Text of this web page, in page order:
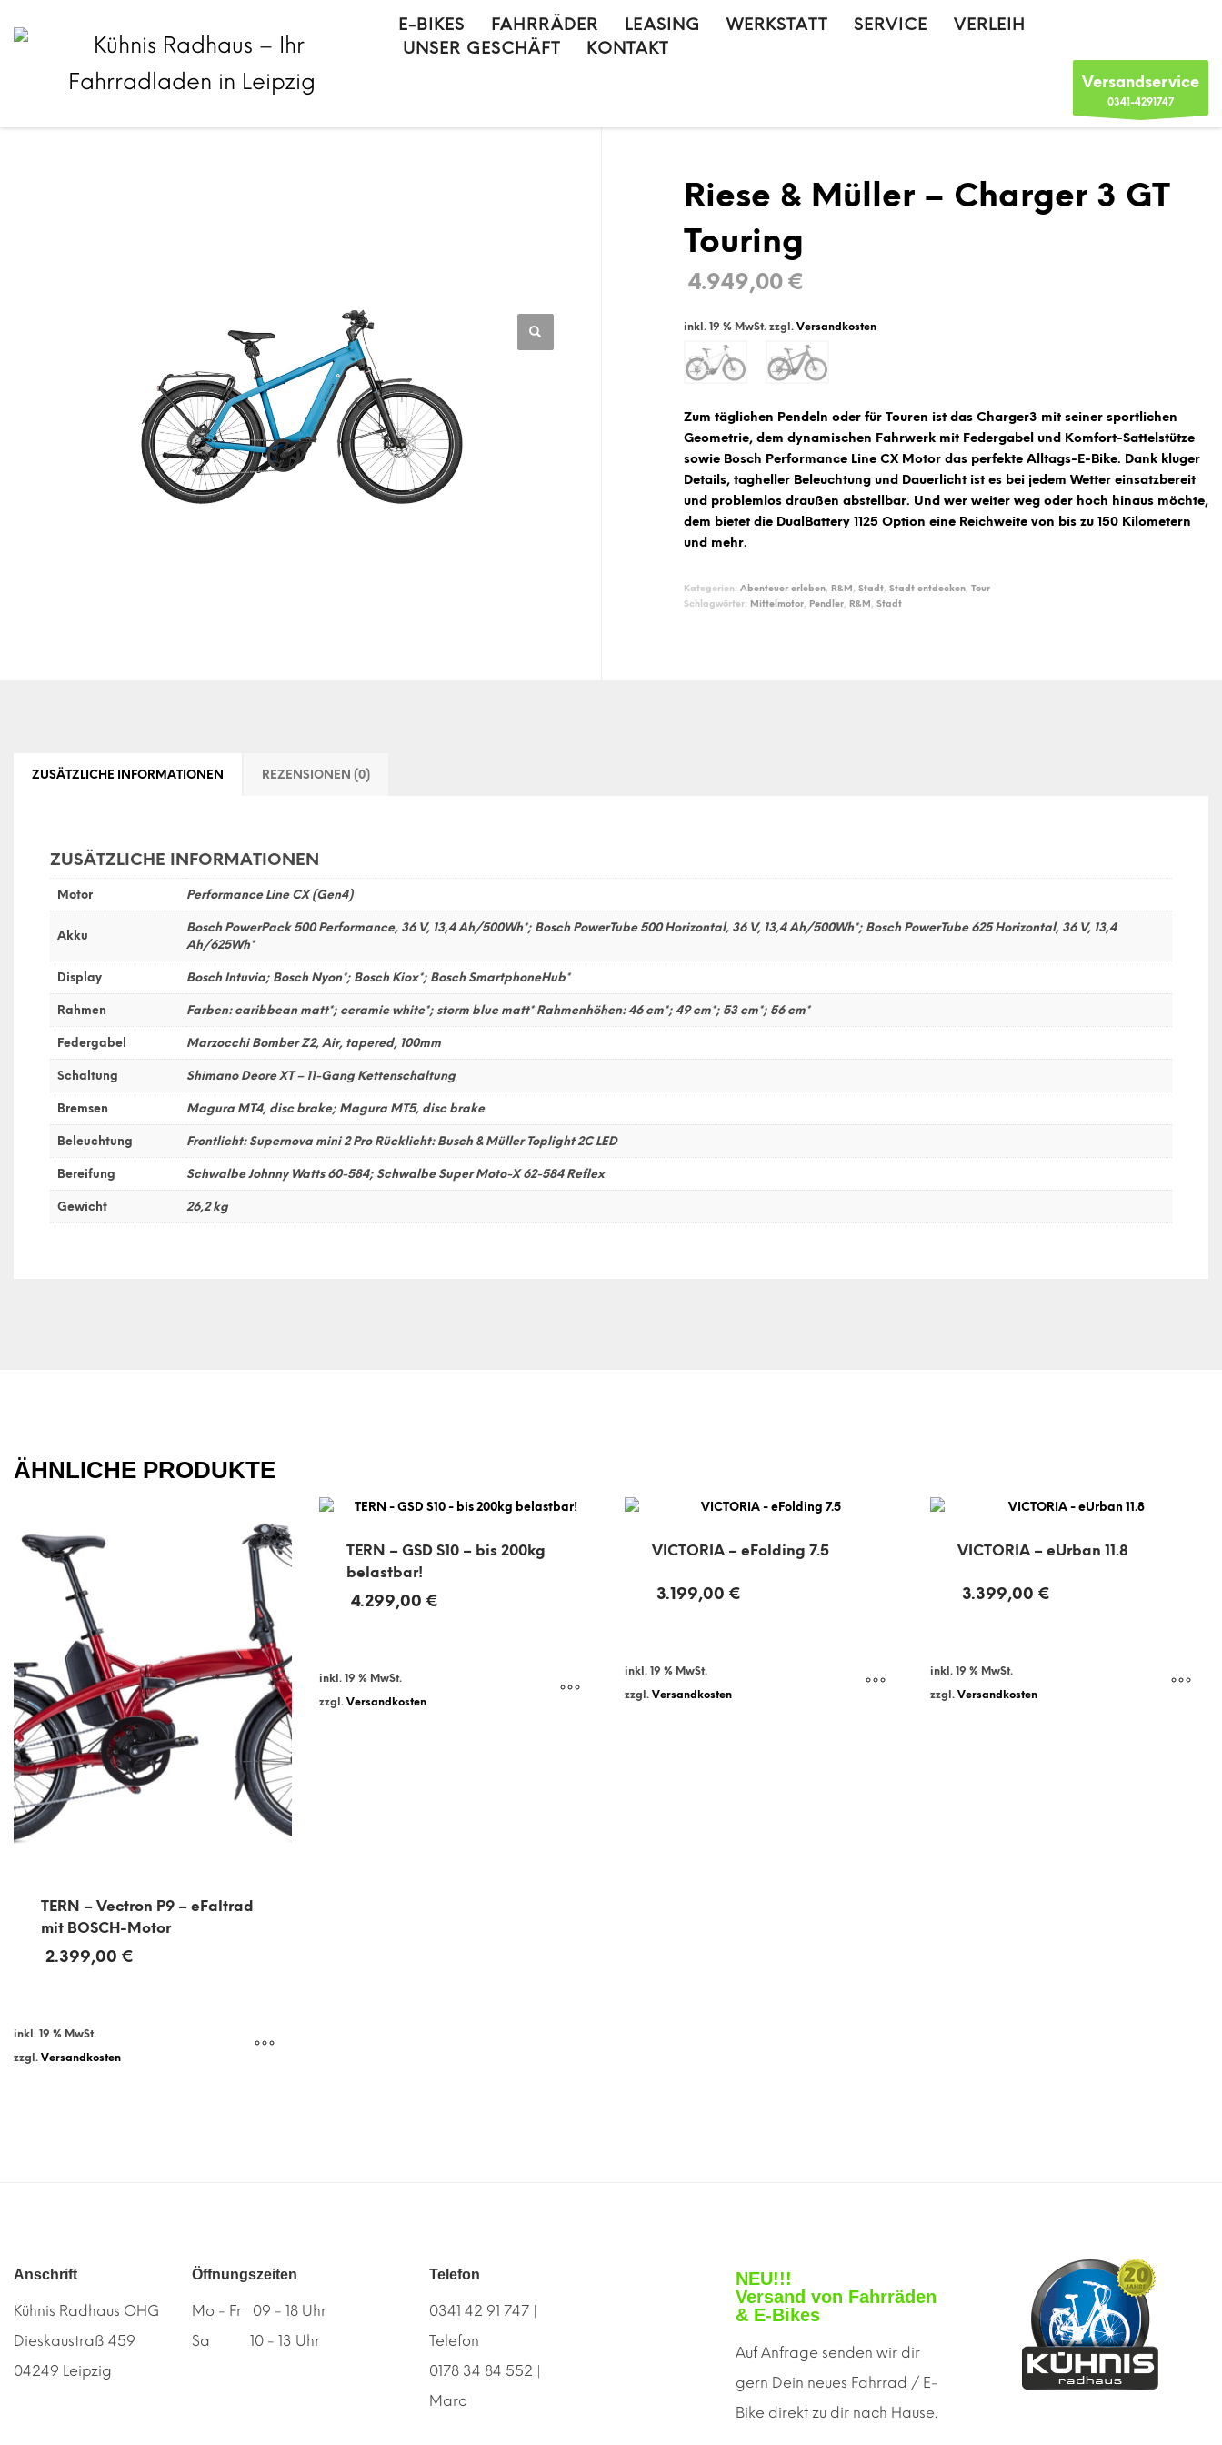
E-BIKES FAHRRÄDER LEASING WERKSTATT SERVICE
VERLEIH
UNSER GESCHÄFT
KONTAKT
Versandservice
0341-4291747
Riese & Müller – Charger 3 GT
Touring
4.949,00 €
inkl. 19 % MwSt. zzgl. Versandkosten
Zum täglichen Pendeln oder für Touren ist das Charger3 mit seiner sportlichen
Geometrie, dem dynamischen Fahrwerk mit Federgabel und Komfort-Sattelstütze
sowie Bosch Performance Line CX Motor das perfekte Alltags-E-Bike. Dank kluger
Details, tagheller Beleuchtung und Dauerlicht ist es bei jedem Wetter einsatzbereit
und problemlos draußen abstellbar. Und wer weiter weg oder hoch hinaus möchte,
dem bietet die DualBattery 1125 Option eine Reichweite von bis zu 150 Kilometern
und mehr.
Kategorien: Abenteuer erleben, R&M, Stadt, Stadt entdecken, Tour
Schlagwörter: Mittelmotor, Pendler, R&M, Stadt
ZUSÄTZLICHE INFORMATIONEN REZENSIONEN (0)
ZUSÄTZLICHE INFORMATIONEN
Motor Performance Line CX (Gen4)
Akku
Bosch PowerPack 500 Performance, 36 V, 13,4 Ah/500Wh*; Bosch PowerTube 500 Horizontal, 36 V, 13,4 Ah/500Wh*; Bosch PowerTube 625 Horizontal, 36 V, 13,4
Ah/625Wh*
Display Bosch Intuvia; Bosch Nyon*; Bosch Kiox*; Bosch SmartphoneHub*
Rahmen Farben: caribbean matt*; ceramic white*; storm blue matt* Rahmenhöhen: 46 cm*; 49 cm*; 53 cm*; 56 cm*
Federgabel Marzocchi Bomber Z2, Air, tapered, 100mm
Schaltung Shimano Deore XT – 11-Gang Kettenschaltung
Bremsen Magura MT4, disc brake; Magura MT5, disc brake
Beleuchtung Frontlicht: Supernova mini 2 Pro Rücklicht: Busch & Müller Toplight 2C LED
Bereifung Schwalbe Johnny Watts 60-584; Schwalbe Super Moto-X 62-584 Reflex
Gewicht 26,2 kg
ÄHNLICHE PRODUKTE
TERN – Vectron P9 – eFaltrad
mit BOSCH-Motor
2.399,00 €
inkl. 19 % MwSt.
zzgl. Versandkosten
TERN – GSD S10 – bis 200kg
belastbar!
4.299,00 €
inkl. 19 % MwSt.
zzgl. Versandkosten
VICTORIA – eFolding 7.5
3.199,00 €
inkl. 19 % MwSt.
zzgl. Versandkosten
VICTORIA – eUrban 11.8
3.399,00 €
inkl. 19 % MwSt.
zzgl. Versandkosten
Anschrift
Kühnis Radhaus OHG
Dieskaustraß 459
04249 Leipzig
Öffnungszeiten
Mo - Fr 09 - 18 Uhr
Sa 10 - 13 Uhr
Telefon
0341 42 91 747 |
Telefon
0178 34 84 552 |
Marc
NEU!!!
Versand von Fahrräden
& E-Bikes
Auf Anfrage senden wir dir
gern Dein neues Fahrrad / E-
Bike direkt zu dir nach Hause.